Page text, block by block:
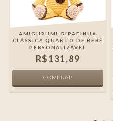
AMIGURUMI GIRAFINHA
CLÁSSICA QUARTO DE BEBÊ
PERSONALIZÁVEL
R$131,89